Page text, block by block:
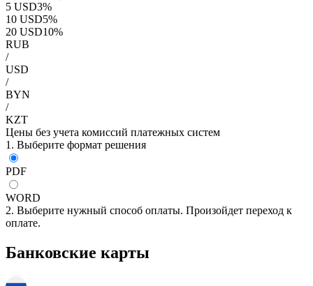
5 USD3%
10 USD5%
20 USD10%
RUB
/
USD
/
BYN
/
KZT
Цены без учета комиссий платежных систем
1. Выберите формат решения
PDF
WORD
2. Выберите нужный способ оплаты. Произойдет переход к
оплате.
Банковские карты